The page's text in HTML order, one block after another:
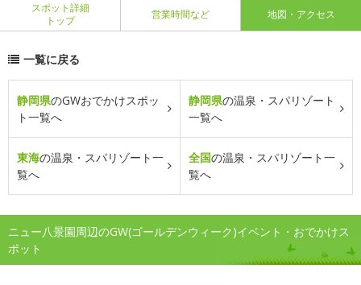
スポット詳細
トップ
営業時間など 地図・アクセス
一覧に戻る
静岡県のGWおでかけスポッ
ト一覧へ
静岡県の温泉・スパリゾート
一覧へ
東海の温泉・スパリゾート一
覧へ
全国の温泉・スパリゾート一
覧へ
ニュー八景園周辺のGW(ゴールデンウィーク)イベント・おでかけス
ポット